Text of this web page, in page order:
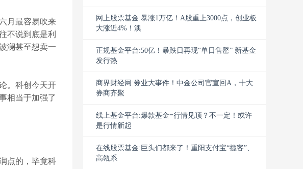
月最容易吹来
不说到底是利
澜甚至想卖一
。科创今天开
相当于加强了
点的，毕竟科
网上股票基金:暴涨1万亿！A股重上3000点，创业板
大涨近4%！澳
正规基金平台:50亿！暴跌日再现“单日售罄” 新基金
发行热
商界财经网:券业大事件！中金公司官宣回A，十大
券商齐聚
线上基金平台:爆款基金=行情见顶？不一定！或许
是行情新起
在线股票基金:巨头们都来了！重阳支付宝“揽客”、
高瓴系